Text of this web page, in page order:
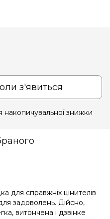
з'явиться
накопичувальної знижки
для справжніх цінителів
задоволень. Дійсно,
витончена і дзвінке